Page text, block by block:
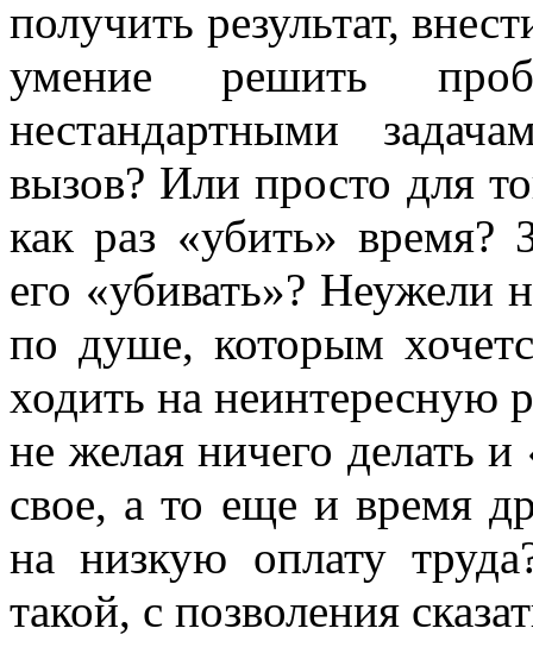
получить результат,
умение решить
нестандартными
вызов? Или просто для
как раз «убить» время?
его «убивать»? Неужели
по душе, которым
ходить на неинтересную
не желая ничего делать
свое, а то еще и время
на низкую оплату
такой, с позволения